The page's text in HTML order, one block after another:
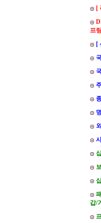
[
프
[
갑/